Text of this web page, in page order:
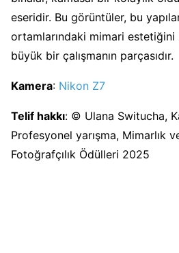
eseridir. Bu görüntüler, bu
ortamlarındaki mimari estetiğini
büyük bir çalışmanın parçasıdır.
Kamera: Nikon Z7
Telif hakkı: © Ulana Switucha,
Profesyonel yarışma, Mimarlık
Fotoğrafçılık Ödülleri 2025